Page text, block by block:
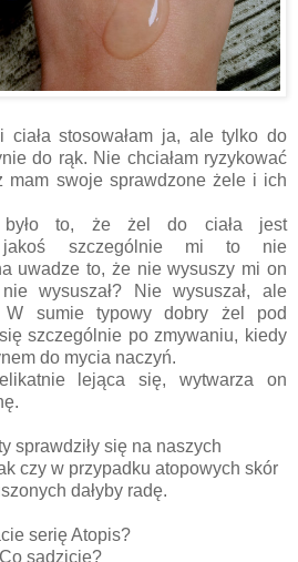
ciała stosowałam ja, ale tylko do
do rąk. Nie chciałam ryzykować
mam swoje sprawdzone żele i ich
było to, że żel do ciała jest
jakoś szczególnie mi to nie
uwadze to, że nie wysuszy mi on
wysuszał? Nie wysuszał, ale
W sumie typowy dobry żel pod
szczególnie po zmywaniu, kiedy
do mycia naczyń.
lejąca się, wytwarza on
sprawdziły się na naszych
czy w przypadku atopowych skór
dałyby radę.
serię Atopis?
Co sądzicie?